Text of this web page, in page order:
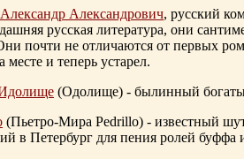
Александрович, русский
русская литература, они
почти не отличаются от первых
месте и теперь устарел.
(Одолище) - былинный
(Пьетро-Мира Pedrillo) - известный
в Петербург для пения ролей буффа